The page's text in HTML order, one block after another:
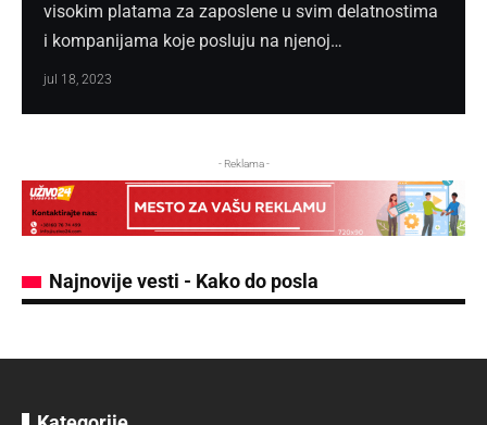
jun 2, 2023
visokim platama za zaposlene u svim delatnostima
i kompanijama koje posluju na njenoj…
jul 18, 2023
jun 7, 2023
jun 2, 2023
jul 18, 2023
- Reklama -
Najnovije vesti - Kako do posla